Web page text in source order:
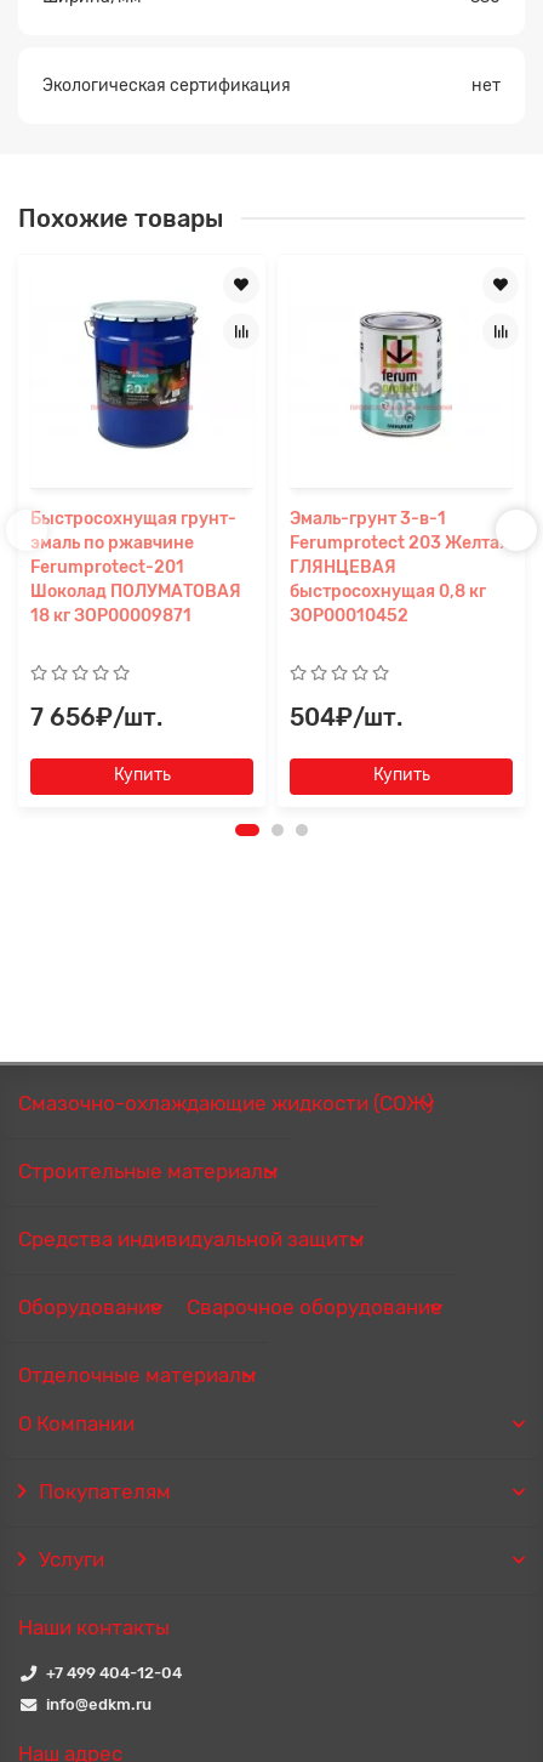
Экологическая сертификация нет
Похожие товары
Быстросохнущая грунт-
эмаль по ржавчине
Ferumprotect-201
Шоколад ПОЛУМАТОВАЯ
18 кг ЗОР00009871
7 656₽/шт.
Купить
Эмаль-грунт 3-в-1
Ferumprotect 203 Желтая
ГЛЯНЦЕВАЯ
быстросохнущая 0,8 кг
ЗОР00010452
504₽/шт.
Купить
Смазочно-охлаждающие жидкости (СОЖ)
Строительные материалы
Средства индивидуальной защиты
Оборудование Сварочное оборудование
Отделочные материалы
О Компании
Покупателям
Услуги
Наши контакты
+7 499 404-12-04
info@edkm.ru
Наш адрес